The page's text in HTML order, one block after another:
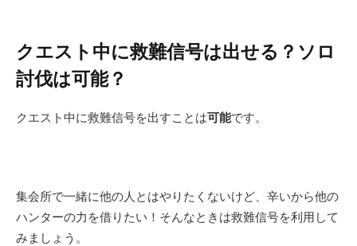
クエスト中に救難信号は出せる？ソロ
討伐は可能？
クエスト中に救難信号を出すことは可能です。
集会所で一緒に他の人とはやりたくないけど、辛いから他の
ハンターの力を借りたい！そんなときは救難信号を利用して
みましょう。